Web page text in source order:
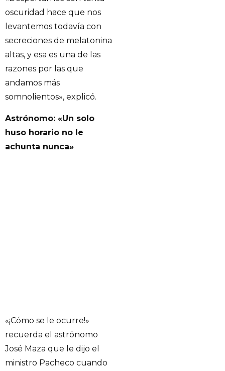
oscuridad hace que nos
levantemos todavía con
secreciones de melatonina
altas, y esa es una de las
razones por las que
andamos más
somnolientos», explicó.
Astrónomo: «Un solo
huso horario no le
achunta nunca»
«¡Cómo se le ocurre!»
recuerda el astrónomo
José Maza que le dijo el
ministro Pacheco cuando